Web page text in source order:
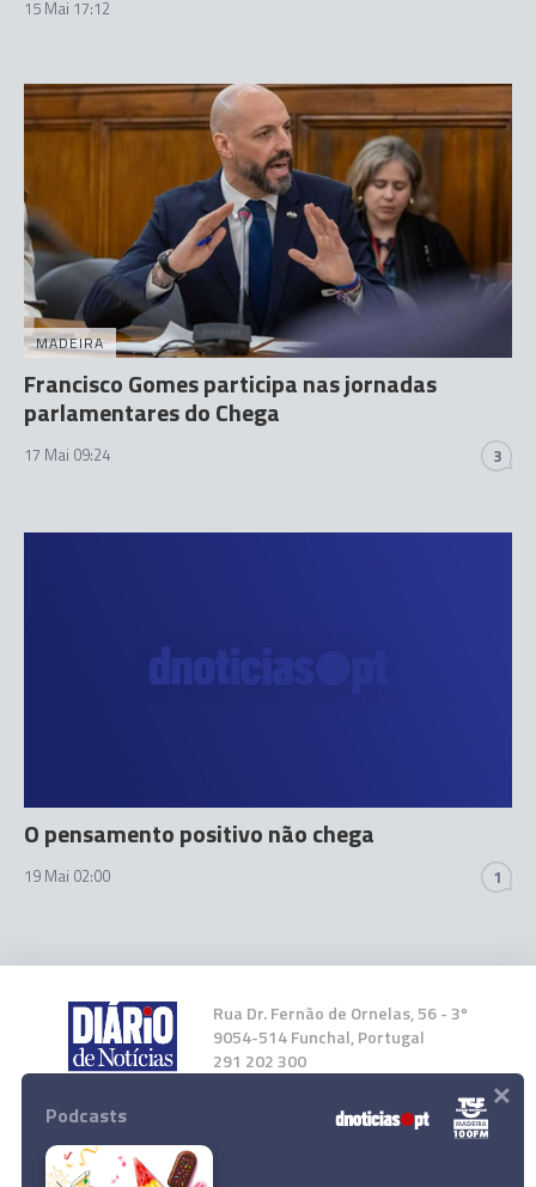
15 Mai 17:12
MADEIRA
Francisco Gomes participa nas jornadas
parlamentares do Chega
17 Mai 09:24 3
O pensamento positivo não chega
19 Mai 02:00 1
Rua Dr. Fernão de Ornelas, 56 - 3º
9054-514 Funchal, Portugal
291 202 300
Instale a nossa App
Podcasts ×